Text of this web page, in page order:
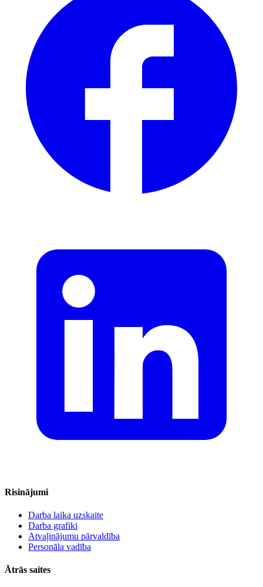
Risinājumi
Darba laika uzskaite
Darba grafiki
Atvaļinājumu pārvaldība
Personāla vadība
Ātrās saites